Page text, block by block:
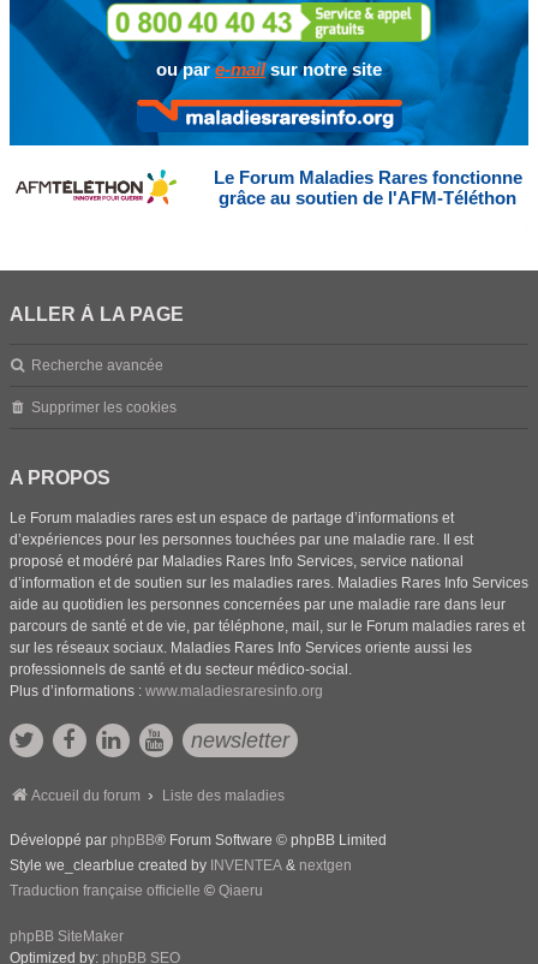
ou pare-mailsur notre site
Le Forum Maladies Rares fonctionne
grâce au soutien de l'AFM-Téléthon
ALLER À LA PAGE
Recherche avancée
Supprimer les cookies
A PROPOS
Le Forum maladies rares est un espace de partage d’informations et
d’expériences pour les personnes touchées par une maladie rare. Il est
proposé et modéré par Maladies Rares Info Services, service national
d’information et de soutien sur les maladies rares. Maladies Rares Info Services
aide au quotidien les personnes concernées par une maladie rare dans leur
parcours de santé et de vie, par téléphone, mail, sur le Forum maladies rares et
sur les réseaux sociaux. Maladies Rares Info Services oriente aussi les
professionnels de santé et du secteur médico-social.
Plus d’informations : www.maladiesraresinfo.org
newsletter
Accueil du forum Liste des maladies
Développé par phpBB® Forum Software © phpBB Limited
Style we_clearblue created by INVENTEA & nextgen
Traduction française officielle © Qiaeru
phpBB SiteMaker
Optimized by: phpBB SEO